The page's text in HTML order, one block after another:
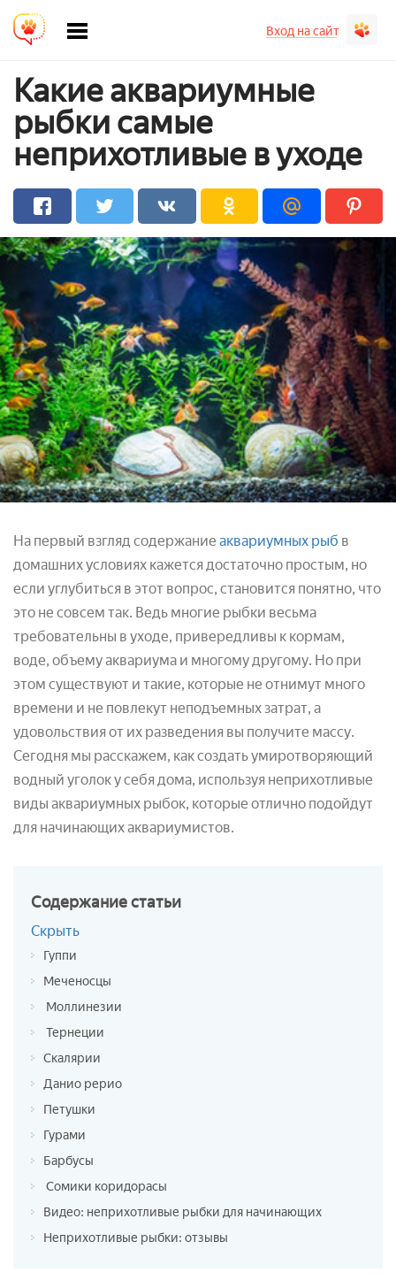
Вход на сайт
Какие аквариумные
рыбки самые
неприхотливые в уходе
На первый взгляд содержание аквариумных рыб в
домашних условиях кажется достаточно простым, но
если углубиться в этот вопрос, становится понятно, что
это не совсем так. Ведь многие рыбки весьма
требовательны в уходе, привередливы к кормам,
воде, объему аквариума и многому другому. Но при
этом существуют и такие, которые не отнимут много
времени и не повлекут неподъемных затрат, а
удовольствия от их разведения вы получите массу.
Сегодня мы расскажем, как создать умиротворяющий
водный уголок у себя дома, используя неприхотливые
виды аквариумных рыбок, которые отлично подойдут
для начинающих аквариумистов.
Содержаниестатьи
Скрыть
Гуппи
Меченосцы
Моллинезии
Тернеции
Скалярии
Данио рерио
Петушки
Гурами
Барбусы
Сомики коридорасы
Видео: неприхотливые рыбки для начинающих
Неприхотливые рыбки: отзывы